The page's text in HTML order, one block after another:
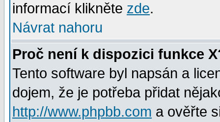
informací klikněte zde.
Návrat nahoru
Proč není k dispozici funkce
Tento software byl napsán a
dojem, že je potřeba přidat
http://www.phpbb.com a ověřte